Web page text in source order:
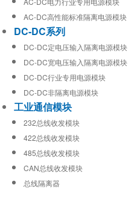
AC-DC高性能标准隔离电源模块
DC-DC系列
DC-DC定电压输入隔离电源模块
DC-DC宽电压输入隔离电源模块
DC-DC行业专用电源模块
DC-DC非隔离电源模块
工业通信模块
232总线收发模块
422总线收发模块
485总线收发模块
CAN总线收发模块
总线隔离器